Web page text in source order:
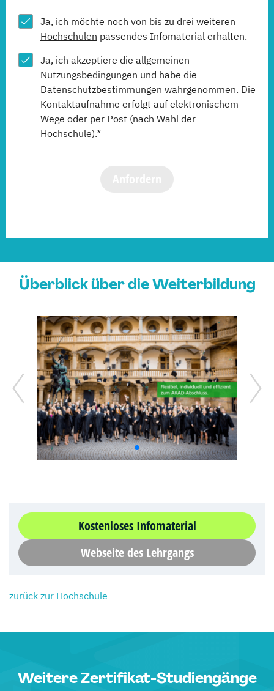
Ja, ich möchte noch von bis zu drei weiteren
Hochschulen passendes Infomaterial erhalten.
Ja, ich akzeptiere die allgemeinen
Nutzungsbedingungen und habe die
Datenschutzbestimmungen wahrgenommen. Die
Kontaktaufnahme erfolgt auf elektronischem
Wege oder per Post (nach Wahl der
Hochschule).*
Überblick über die Weiterbildung
Kostenloses Infomaterial
Webseite des Lehrgangs
zurück zur Hochschule
Weitere Zertifikat-Studiengänge